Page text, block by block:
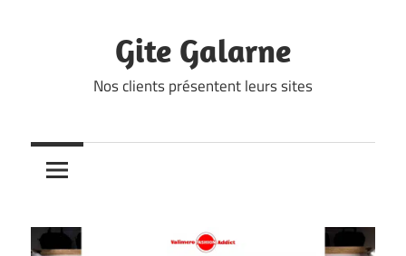
Gite Galarne
Nos clients présentent leurs sites